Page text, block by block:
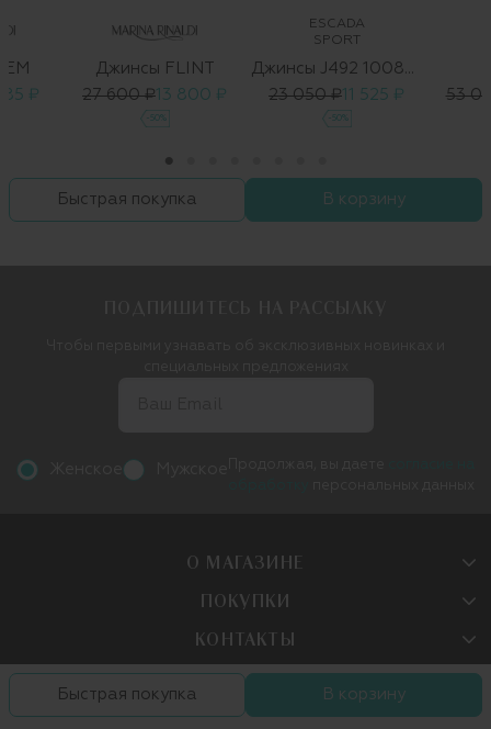
₽
Джинсы FLINT
27 600 ₽13 800 ₽
-50%
ESCADA
SPORT
23 050 ₽11 525 ₽
-50%
53
Быстрая покупка В корзину
О МАГАЗИНЕ
ПОКУПКИ
КОНТАКТЫ
Быстрая покупка В корзину